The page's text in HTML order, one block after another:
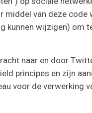
van deze code
kunnen wijzigen) om
naar en door
principes en zijn
voor de verwerking